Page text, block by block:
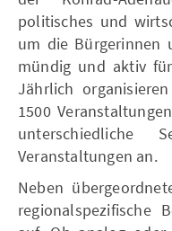
politisches und
um die Bürgerinnen
mündig und aktiv
Jährlich
1500
unterschiedliche
Veranstaltungen an.
Neben
regionalspezifische